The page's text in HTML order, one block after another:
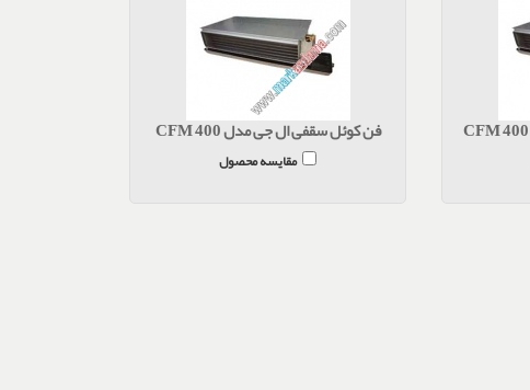
فن کوئل سقفی ال جی مدل CFM 400
مقایسه محصول